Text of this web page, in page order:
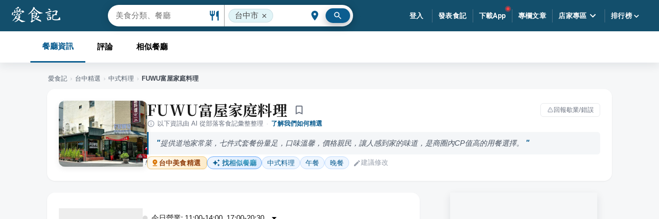
台中市 登入 發表食記 下載App 專欄文章 店家專區 排行榜
餐廳資訊 評論 相似餐廳
愛食記 › 台中精選 › 中式料理 › FUWU富屋家庭料理
FUWU富屋家庭料理
回報歇業/錯誤
以下資訊由 AI 從部落客食記彙整整理 · 了解我們如何精選
提供道地家常菜，七件式套餐份量足，口味溫馨，價格親民，讓人感到家的味道，是商圈內CP值高的用餐選擇。
台中美食精選 找相似餐廳 中式料理 午餐 晚餐 建議修改